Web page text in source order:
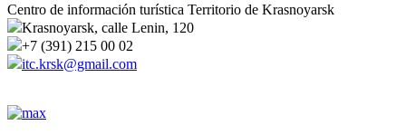
Centro de información turística Territorio de Krasnoyarsk
Krasnoyarsk, calle Lenin, 120
+7 (391) 215 00 02
itc.krsk@gmail.com